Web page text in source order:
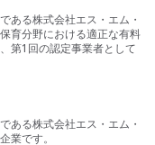
ある株式会社エス・エム・
育分野における適正な有料
第1回の認定事業者として
ある株式会社エス・エム・
業です。